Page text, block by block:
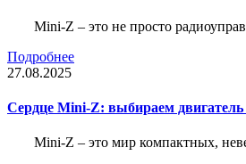
Mini-Z – это не просто
Подробнее
27.08.2025
Сердце Mini-Z: выбираем
Mini-Z – это мир компактных,